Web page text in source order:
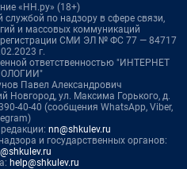
«НН.ру» (18+)
по надзору в сфере связи,
и массовых коммуникаций
регистрации СМИ ЭЛ № ФС 77 — 84717
г.
ответственностью "ИНТЕРНЕТ
Павел Александрович
Новгород, ул. Максима Горького, д.
40-40 (сообщения WhatsApp, Viber,
nn@shkulev.ru
и государственных органов:
help@shkulev.ru